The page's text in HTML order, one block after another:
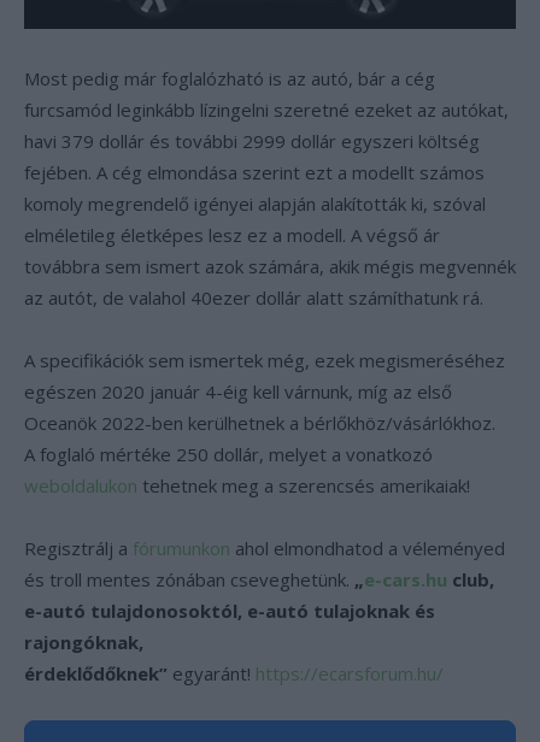
Most pedig már foglalózható is az autó, bár a cég
furcsamód leginkább lízingelni szeretné ezeket az autókat,
havi 379 dollár és további 2999 dollár egyszeri költség
fejében. A cég elmondása szerint ezt a modellt számos
komoly megrendelő igényei alapján alakították ki, szóval
elméletileg életképes lesz ez a modell. A végső ár
továbbra sem ismert azok számára, akik mégis megvennék
az autót, de valahol 40ezer dollár alatt számíthatunk rá.
A specifikációk sem ismertek még, ezek megismeréséhez
egészen 2020 január 4-éig kell várnunk, míg az első
Oceanök 2022-ben kerülhetnek a bérlőkhöz/vásárlókhoz.
A foglaló mértéke 250 dollár, melyet a vonatkozó
weboldalukon tehetnek meg a szerencsés amerikaiak!
Regisztrálj a fórumunkon ahol elmondhatod a véleményed
és troll mentes zónában cseveghetünk. „e-cars.hu club,
e-autó tulajdonosoktól, e-autó tulajoknak és
rajongóknak,
érdeklődőknek” egyaránt! https://ecarsforum.hu/